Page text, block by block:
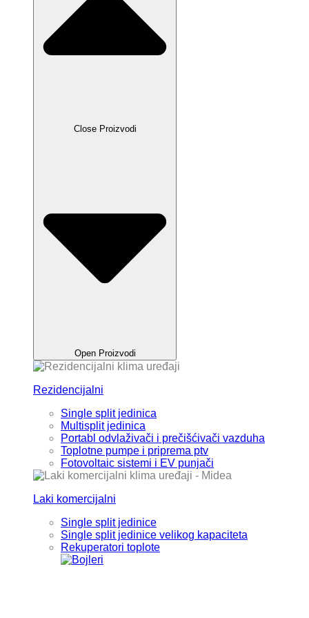
Close Proizvodi
Open Proizvodi
Rezidencijalni
Single split jedinica
Multisplit jedinica
Portabl odvlaživači i prečišćivači vazduha
Toplotne pumpe i priprema ptv
Fotovoltaic sistemi i EV punjači
Laki komercijalni
Single split jedinice
Single split jedinice velikog kapaciteta
Rekuperatori toplote